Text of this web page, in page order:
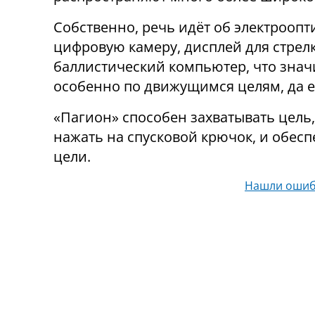
Собственно, речь идёт об
цифровую камеру, дисплей для
баллистический компьютер, что
особенно по движущимся целям, да
«Пагион» способен захватывать
нажать на спусковой крючок, и
цели.
Нашли